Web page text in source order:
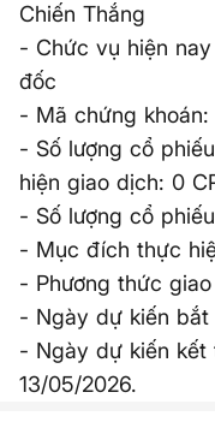
Chiến Thắng
- Chức vụ hiện nay
đốc
- Mã chứng khoán:
- Số lượng cổ
hiện giao dịch: 0
- Số lượng cổ
- Mục đích thực
- Phương thức
- Ngày dự kiến
- Ngày dự kiến kết
13/05/2026.